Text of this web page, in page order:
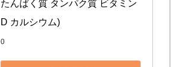
たんぱく質 タンパク質 ビタミン
D カルシウム)
0